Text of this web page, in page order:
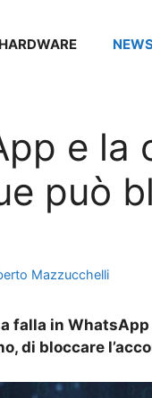
HARDWARE
e la
può
Mazzucchelli
falla in
di bloccare